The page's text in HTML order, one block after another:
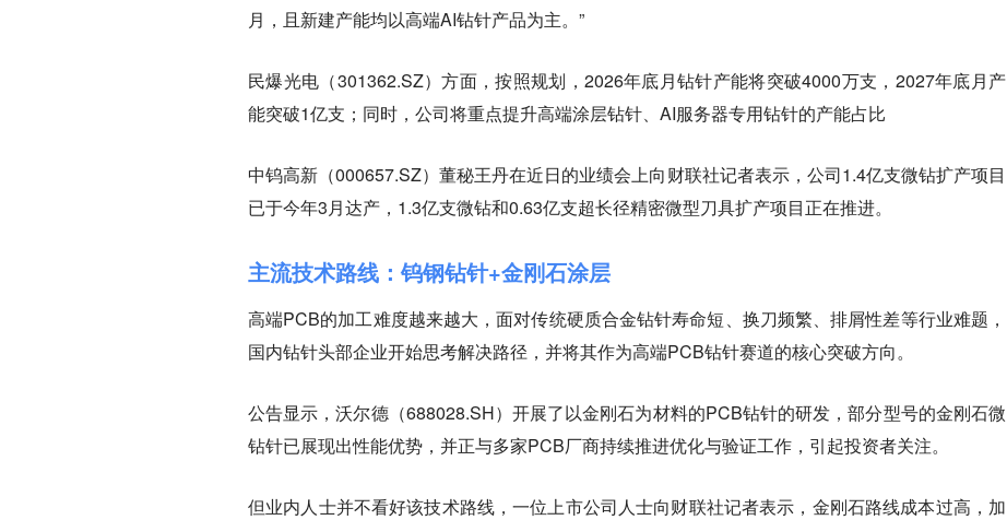
月，且新建产能均以高端AI钻针产品为主。”
民爆光电（301362.SZ）方面，按照规划，2026年底月钻针产能将突破4000万支，2027年底月产
能突破1亿支；同时，公司将重点提升高端涂层钻针、AI服务器专用钻针的产能占比
中钨高新（000657.SZ）董秘王丹在近日的业绩会上向财联社记者表示，公司1.4亿支微钻扩产项目
已于今年3月达产，1.3亿支微钻和0.63亿支超长径精密微型刀具扩产项目正在推进。
主流技术路线：钨钢钻针+金刚石涂层
高端PCB的加工难度越来越大，面对传统硬质合金钻针寿命短、换刀频繁、排屑性差等行业难题，
国内钻针头部企业开始思考解决路径，并将其作为高端PCB钻针赛道的核心突破方向。
公告显示，沃尔德（688028.SH）开展了以金刚石为材料的PCB钻针的研发，部分型号的金刚石微
钻针已展现出性能优势，并正与多家PCB厂商持续推进优化与验证工作，引起投资者关注。
但业内人士并不看好该技术路线，一位上市公司人士向财联社记者表示，金刚石路线成本过高，加